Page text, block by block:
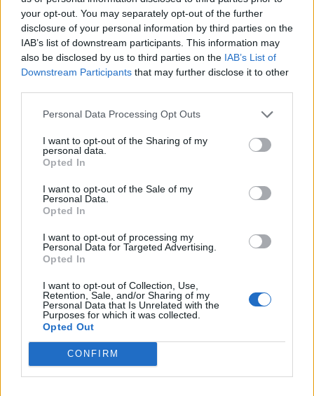
your opt-out. You may separately opt-out of the further
disclosure of your personal information by third parties on the
IAB’s list of downstream participants. This information may
also be disclosed by us to third parties on the IAB’s List of
Downstream Participants that may further disclose it to other
Personal Data Processing Opt Outs
I want to opt-out of the Sharing of my
personal data.
Opted In
I want to opt-out of the Sale of my
Personal Data.
Opted In
I want to opt-out of processing my
Personal Data for Targeted Advertising.
Opted In
I want to opt-out of Collection, Use,
Retention, Sale, and/or Sharing of my
Personal Data that Is Unrelated with the
Purposes for which it was collected.
Opted Out
CONFIRM
Isabelle Morini-Bosc quitte RTL après 30 ans de
chronique emblématique
1 novembre 2025
Nikos Aliagas se confie sur ses premiers problèmes
de santé dès la naissance
22 juin 2026